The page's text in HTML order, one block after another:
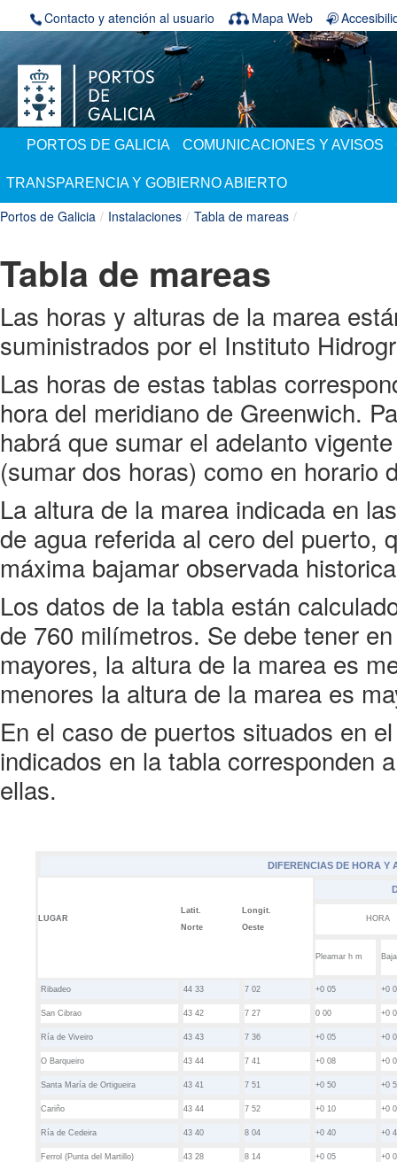
Saltar al contenido
Contacto y atención al usuario Mapa Web
PORTOS DE GALICIA COMUNICACIONES Y AVISOS
TRANSPARENCIA Y GOBIERNO ABIERTO
Portos de Galicia / Instalaciones / Tabla de mareas /
Tabla de mareas
Las horas y alturas de la marea
suministrados por el Instituto
Las horas de estas tablas
hora del meridiano de Greenwich.
habrá que sumar el adelanto
(sumar dos horas) como en horario
La altura de la marea indicada en
de agua referida al cero del puerto,
máxima bajamar observada
Los datos de la tabla están
de 760 milímetros. Se debe tener
mayores, la altura de la marea es
menores la altura de la marea es
En el caso de puertos situados en
indicados en la tabla corresponden
ellas.
DIFERENCIAS DE HORA Y
LUGAR
Latit.
Norte
Longit.
Oeste
HORA
Pleamar h m
Ribadeo 44 33 7 02 +0 05 +0
San Cibrao 43 42 7 27 0 00 +0
Ría de Viveiro 43 43 7 36 +0 05 +0
O Barqueiro 43 44 7 41 +0 08 +0
Santa María de Ortigueira 43 41 7 51 +0 50 +0
Cariño 43 44 7 52 +0 10 +0
Ría de Cedeira 43 40 8 04 +0 40 +0
Ferrol (Punta del Martillo) 43 28 8 14 +0 05 +0